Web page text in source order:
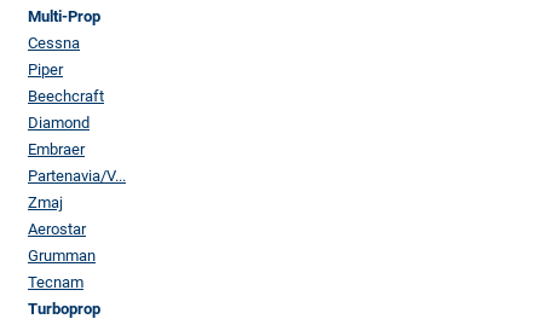
Multi-Prop
Cessna
Piper
Beechcraft
Diamond
Embraer
Partenavia/V...
Zmaj
Aerostar
Grumman
Tecnam
Turboprop